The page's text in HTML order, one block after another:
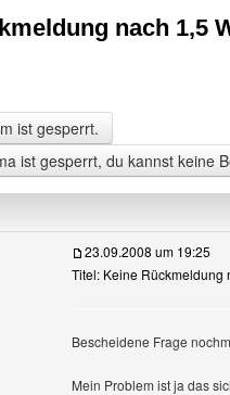
nach 1,5
ist gesperrt.
ist gesperrt, du kannst keine
Profile anzeigen
23.09.2008 um 19:25
Titel: Keine Rückmeldung
Bescheidene Frage
Mein Problem ist ja das